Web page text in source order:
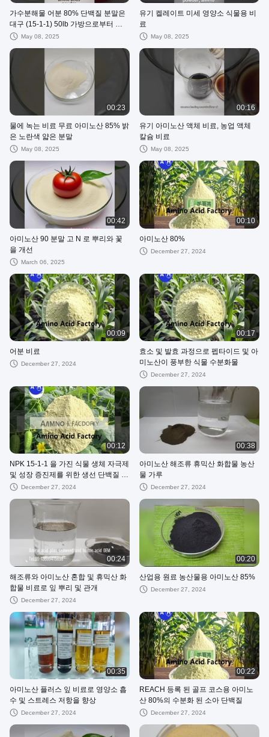
가수분해물 어분 80% 단백질 분말은
대구 (15-1-1) 50lb 가방으로부터 뽑
아냈습니다
May 08, 2025
유기 켈레이트 미세 영양소 식물용 비
료
May 08, 2025
00:23
물에 녹는 비료 무료 아미노산 85% 밝
은 노란색 얇은 분말
May 08, 2025
00:16
유기 아미노산 액체 비료, 농업 액체
칼슘 비료
May 08, 2025
00:42
아미노산 90 분말 고 N 로 뿌리와 꽃
을 개선
March 06, 2025
00:10
아미노산 80%
December 27, 2024
00:09
어분 비료
December 27, 2024
00:17
효소 및 발효 과정으로 펩타이드 및 아
미노산이 풍부한 식물 수분화물
December 27, 2024
00:12
NPK 15-1-1 을 가진 식물 생체 자극제
및 성장 증진제를 위한 생선 단백질 수
분화물December 27, 2024
00:38
아미노산 해조류 휴믹산 화합물 농산
물 가루
December 27, 2024
00:24
해조류와 아미노산 혼합 및 휴믹산 화
합물 비료로 잎 뿌리 및 관개
December 27, 2024
00:20
산업용 원료 농산물용 아미노산 85%
December 27, 2024
00:35
아미노산 플러스 잎 비료로 영양소 흡
수 및 스트레스 저항을 향상
December 27, 2024
00:22
REACH 등록 된 골프 코스용 아미노
산 80%의 수분화 된 소아 단백질
December 27, 2024